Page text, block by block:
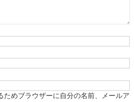
ためブラウザーに自分の名前、メールア